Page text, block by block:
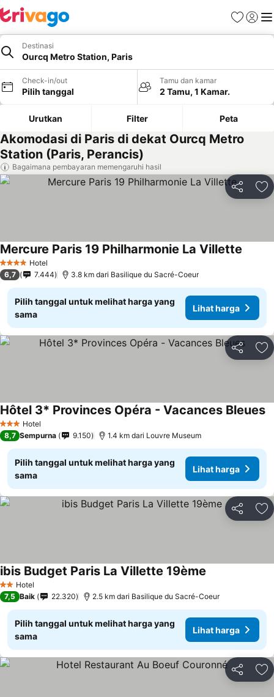
FavoritLogin
Destinasi
Ourcq Metro Station, Paris
Check-in/out
Pilih tanggal
Tamu dan kamar
2 Tamu, 1 Kamar.
Urutkan Filter Peta
Akomodasi di Paris di dekat Ourcq Metro
Station (Paris, Perancis)
Bagaimana pembayaran memengaruhi hasil
Bagikan
4 BintangHotel
Mercure Paris 19 Philharmonie La Villette
6,7 7.444 3.8 km dari Basilique du Sacré-Coeur
Pilih tanggal untuk melihat harga yang
sama
Lihat harga
Bagikan
3 BintangHotel
Hôtel 3* Provinces Opéra - Vacances Bleues
8,7 Sempurna 9.150 1.4 km dari Louvre Museum
Pilih tanggal untuk melihat harga yang
sama
Lihat harga
Bagikan
2 Bintang
Hotel
ibis Budget Paris La Villette 19ème
7,5 Baik 22.320 2.5 km dari Basilique du Sacré-Coeur
Pilih tanggal untuk melihat harga yang
sama
Lihat harga
Bagikan